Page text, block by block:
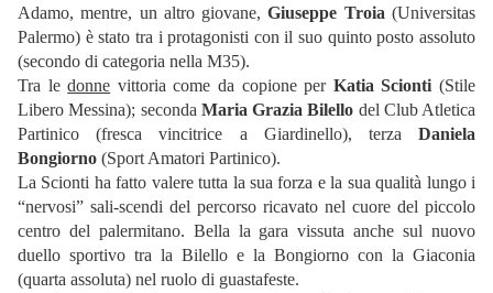
Adamo, mentre, un altro giovane,Giuseppe Troia (Universitas
Palermo) è stato tra i protagonisti con il suo quinto posto assoluto
(secondo di categoria nella M35).
Tra ledonne vittoria come da copione per Katia Scionti (Stile
Libero Messina); seconda Maria Grazia Bilello del Club Atletica
Partinico (fresca vincitrice a Giardinello), terza Daniela
Bongiorno (Sport Amatori Partinico).
La Scionti ha fatto valere tutta la sua forza e la sua qualità lungo i
“nervosi” sali-scendi del percorso ricavato nel cuore del piccolo
centro del palermitano. Bella la gara vissuta anche sul nuovo
duello sportivo tra la Bilello e la Bongiorno con la Giaconia
(quarta assoluta) nel ruolo di guastafeste.